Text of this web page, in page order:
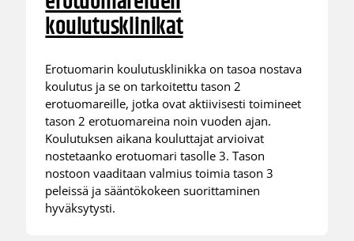
koulutusklinikat
Erotuomarin koulutusklinikka on tasoa nostava
koulutus ja se on tarkoitettu tason 2
erotuomareille, jotka ovat aktiivisesti toimineet
tason 2 erotuomareina noin vuoden ajan.
Koulutuksen aikana kouluttajat arvioivat
nostetaanko erotuomari tasolle 3. Tason
nostoon vaaditaan valmius toimia tason 3
peleissä ja sääntökokeen suorittaminen
hyväksytysti.